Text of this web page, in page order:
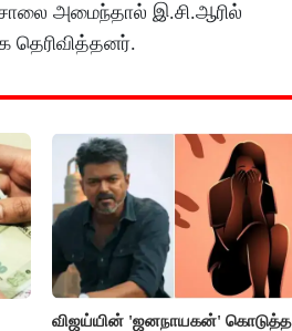
சாலை அமைந்தால் இ.சி.ஆரில்
தெரிவித்தனர்.
விஜய்யின் 'ஜனநாயகன்' கொடுத்த